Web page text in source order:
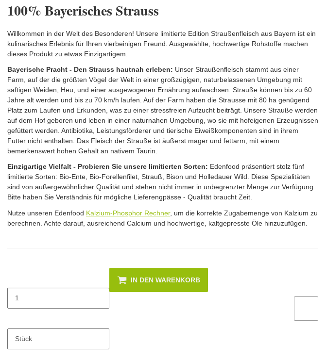
100% Bayerisches Strauss
Willkommen in der Welt des Besonderen! Unsere limitierte Edition Straußenfleisch aus Bayern ist ein
kulinarisches Erlebnis für Ihren vierbeinigen Freund. Ausgewählte, hochwertige Rohstoffe machen
dieses Produkt zu etwas Einzigartigem.
Bayerische Pracht - Den Strauss hautnah erleben: Unser Straußenfleisch stammt aus einer
Farm, auf der die größten Vögel der Welt in einer großzügigen, naturbelassenen Umgebung mit
saftigen Weiden, Heu, und einer ausgewogenen Ernährung aufwachsen. Strauße können bis zu 60
Jahre alt werden und bis zu 70 km/h laufen. Auf der Farm haben die Strausse mit 80 ha genügend
Platz zum Laufen und Erkunden, was zu einer stressfreien Aufzucht beiträgt. Unsere Strauße werden
auf dem Hof geboren und leben in einer naturnahen Umgebung, wo sie mit hofeigenen Erzeugnissen
gefüttert werden. Antibiotika, Leistungsförderer und tierische Eiweißkomponenten sind in ihrem
Futter nicht enthalten. Das Fleisch der Strauße ist äußerst mager und fettarm, mit einem
bemerkenswert hohen Gehalt an nativem Taurin.
Einzigartige Vielfalt - Probieren Sie unsere limitierten Sorten: Edenfood präsentiert stolz fünf
limitierte Sorten: Bio-Ente, Bio-Forellenfilet, Strauß, Bison und Holledauer Wild. Diese Spezialitäten
sind von außergewöhnlicher Qualität und stehen nicht immer in unbegrenzter Menge zur Verfügung.
Bitte haben Sie Verständnis für mögliche Lieferengpässe - Qualität braucht Zeit.
Nutze unseren Edenfood Kalzium-Phosphor Rechner, um die korrekte Zugabemenge von Kalzium zu
berechnen. Achte darauf, ausreichend Calcium und hochwertige, kaltgepresste Öle hinzuzufügen.
Stück
IN DEN WARENKORB